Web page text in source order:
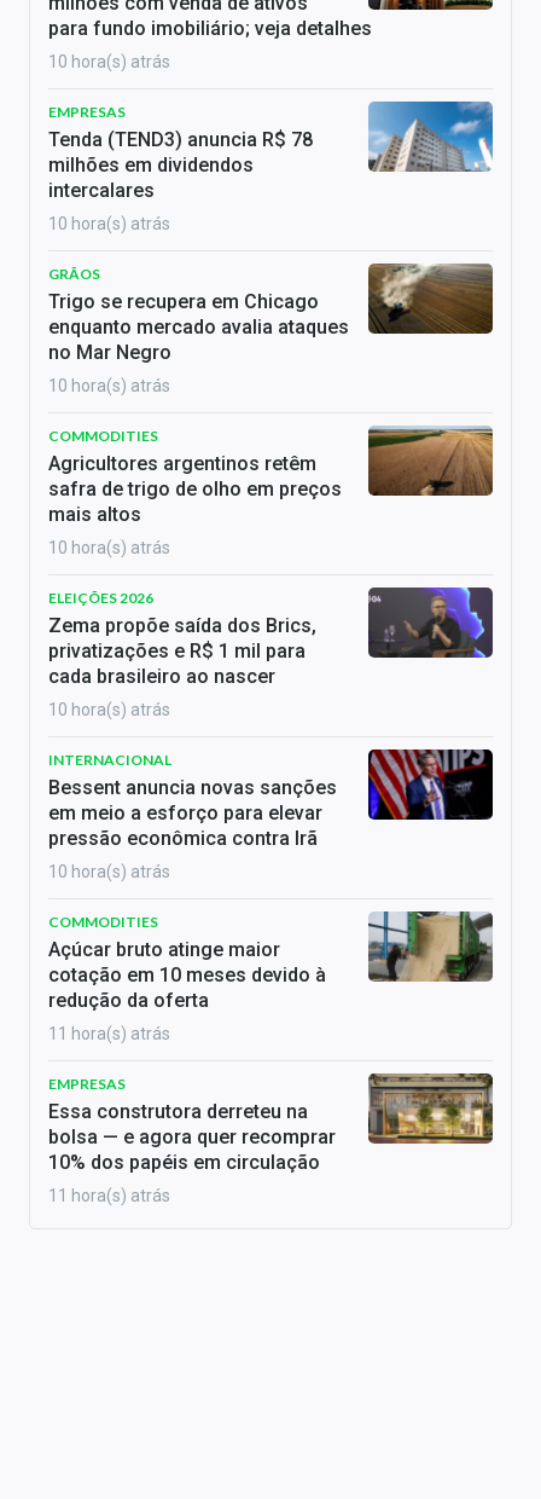
para fundo imobiliário; veja detalhes
10 hora(s) atrás
EMPRESAS
Tenda (TEND3) anuncia R$ 78
milhões em dividendos
intercalares
10 hora(s) atrás
GRÃOS
Trigo se recupera em Chicago
enquanto mercado avalia ataques
no Mar Negro
10 hora(s) atrás
COMMODITIES
Agricultores argentinos retêm
safra de trigo de olho em preços
mais altos
10 hora(s) atrás
ELEIÇÕES 2026
Zema propõe saída dos Brics,
privatizações e R$ 1 mil para
cada brasileiro ao nascer
10 hora(s) atrás
INTERNACIONAL
Bessent anuncia novas sanções
em meio a esforço para elevar
pressão econômica contra Irã
10 hora(s) atrás
COMMODITIES
Açúcar bruto atinge maior
cotação em 10 meses devido à
redução da oferta
11 hora(s) atrás
EMPRESAS
Essa construtora derreteu na
bolsa — e agora quer recomprar
10% dos papéis em circulação
11 hora(s) atrás